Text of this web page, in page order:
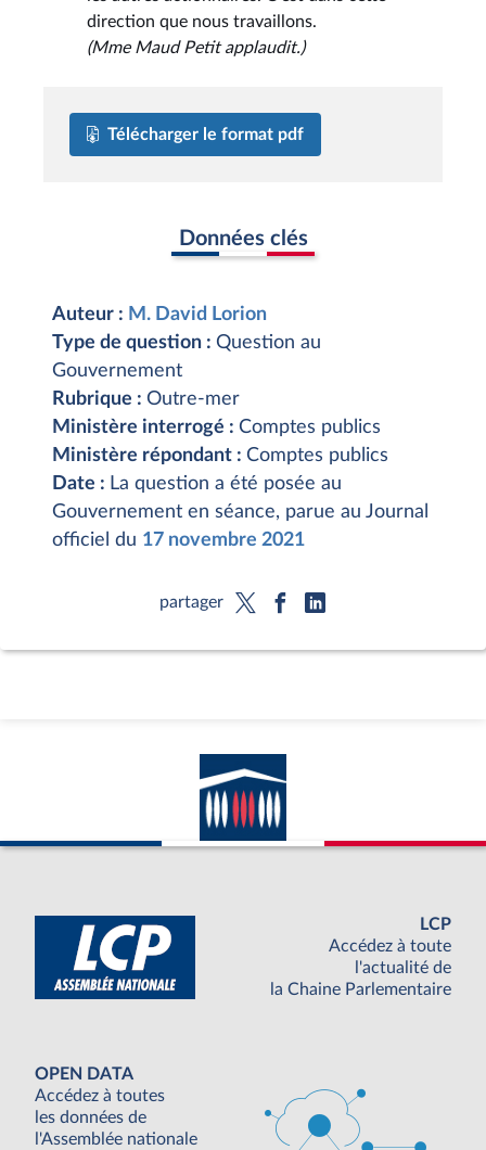
direction que nous travaillons.
(Mme Maud Petit applaudit.)
Télécharger le format pdf
Données clés
Auteur : M. David Lorion
Type de question : Question au
Gouvernement
Rubrique : Outre-mer
Ministère interrogé : Comptes publics
Ministère répondant : Comptes publics
Date : La question a été posée au
Gouvernement en séance, parue au Journal
officiel du 17 novembre 2021
partager
LCP
Accédez à toute
l'actualité de
la Chaine Parlementaire
OPEN DATA
Accédez à toutes
les données de
l'Assemblée nationale